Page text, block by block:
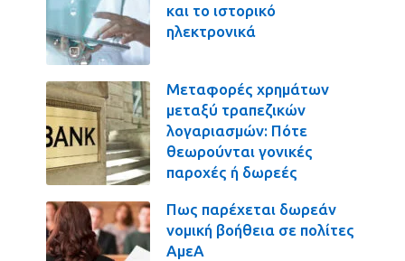
και το ιστορικό
ηλεκτρονικά
Μεταφορές χρημάτων
μεταξύ τραπεζικών
λογαριασμών: Πότε
θεωρούνται γονικές
παροχές ή δωρεές
Πως παρέχεται δωρεάν
νομική βοήθεια σε πολίτες
ΑμεΑ